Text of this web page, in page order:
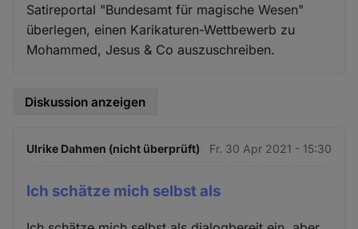
Satireportal "Bundesamt für magische Wesen"
überlegen, einen Karikaturen-Wettbewerb zu
Mohammed, Jesus & Co auszuschreiben.
Diskussion anzeigen
Ulrike Dahmen (nicht überprüft) Fr. 30 Apr 2021 - 15:30
Ich schätze mich selbst als